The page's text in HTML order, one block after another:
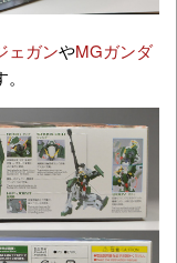
ェガンやMGガンダ